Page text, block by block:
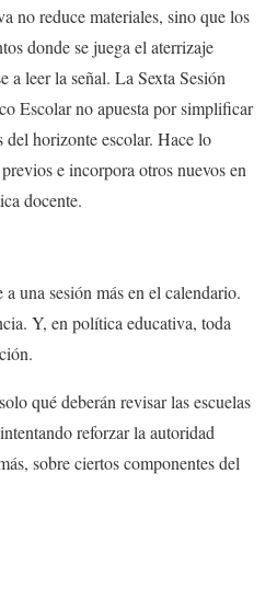
no reduce materiales, sino que los
donde se juega el aterrizaje
a leer la señal. La Sexta Sesión
Escolar no apuesta por simplificar
del horizonte escolar. Hace lo
e incorpora otros nuevos en
docente.
una sesión más en el calendario.
Y, en política educativa, toda
qué deberán revisar las escuelas
reforzar la autoridad
sobre ciertos componentes del